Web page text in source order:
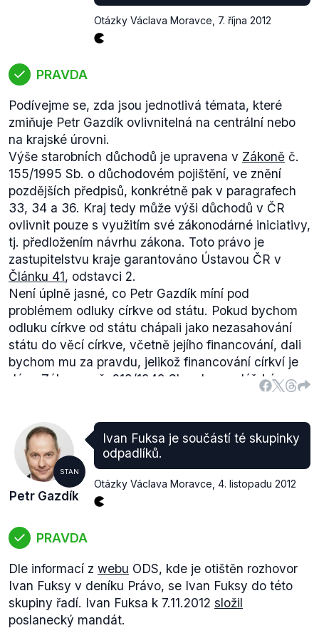
Kč. Z toho 94,95 mld. Kč by mělo být investováno v
roce 2016. Dodejme ovšem, že jde o deklarace a
není vůbec jisté, že investice v této výši do České
republiky přitečou. Prozatím investuje v České
republice zejména společnost CEFC a jedná se
nákup nemovitostí) a ne přímo o investice, které by
vytvářely nová pracovní místa.
Otázky Václava Moravce 7. října 2012
PRAVDA
Podívejme se, zda jsou jednotlivá témata, které
zmiňuje Petr Gazdík ovlivnitelná na centrální nebo
na krajské úrovni.
Výše starobních důchodů je upravena v Zákoně č.
155/1995 Sb. o důchodovém pojištění, ve znění
pozdějších předpisů, konkrétně pak v paragrafech
33, 34 a 36. Kraj tedy může výši důchodů v ČR
ovlivnit pouze s využitím své zákonodárné iniciativy,
tj. předložením návrhu zákona. Toto právo je
zastupitelstvu kraje garantováno Ústavou ČR v
Článku 41, odstavci 2.
Není úplně jasné, co Petr Gazdík míní pod
problémem odluky církve od státu. Pokud bychom
odluku církve od státu chápali jako nezasahování
státu do věcí církve, včetně jejího financování, dali
bychom mu za pravdu, jelikož financování církví je
dáno Zákonem
č. 218/1949 Sb. o hospodářském
zabezpečení církví a náboženských společností
financovány ze státního rozpočtu, od roku 2011 jde
o pevnou částku1,348miliard korun na platy
duchovních. Pokud měl Petr Gazdík na mysli
aktuální problém majetkového vyrovnání s církvemi,
je tato část výroku též pravdivá, jelikož tuto oblast
církvemi, který byl zatím Poslanecké sněmovně
vrácen
Poslední téma, čili exekuce, upravujeZákonč.
120/2001 Sb. o soudních exekutorech a exekučních
činnostech ve znění pozdějších předpisů. Zákon
definuje roli exekutora a výkon samotných exekucí.
STAN
Petr Gazdík
Ivan Fuksa je součástí té skupinky
odpadlíků.
Otázky Václava Moravce 4. listopadu 2012
PRAVDA
Dle informací z webu ODS, kde je otištěn rozhovor
Ivan Fuksy v deníku Právo, se Ivan Fuksy do této
skupiny řadí. Ivan Fuksa k 7.11.2012 složil
poslanecký mandát.